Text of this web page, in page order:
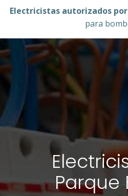
Electricistas autorizados por
para
Parque